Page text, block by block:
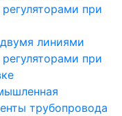
при
линиями
при
трубопровода